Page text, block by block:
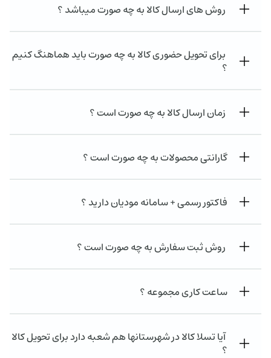
روش های ارسال کالا به چه صورت میباشد ؟
برای تحویل حضوری کالا به چه صورت باید هماهنگ کنیم
؟
زمان ارسال کالا به چه صورت است ؟
گارانتی محصولات به چه صورت است ؟
فاکتور رسمی + سامانه مودیان دارید ؟
روش ثبت سفارش به چه صورت است ؟
ساعت کاری مجموعه ؟
آیا تسلا کالا در شهرستانها هم شعبه دارد برای تحویل کالا
؟